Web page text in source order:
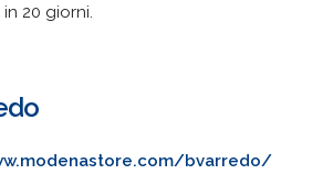
20 giorni.
bvarredo/